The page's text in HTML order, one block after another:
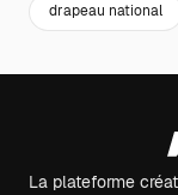
drapeau national
La plateforme